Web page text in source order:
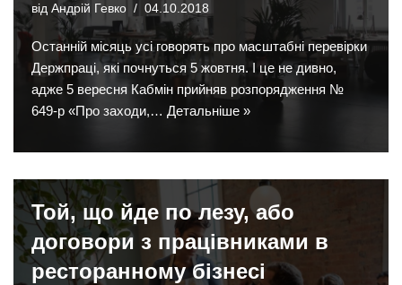
від Андрій Гевко 04.10.2018
Останній місяць усі говорять про масштабні перевірки
Держпраці, які почнуться 5 жовтня. І це не дивно,
адже 5 вересня Кабмін прийняв розпорядження №
649-р «Про заходи,… Детальніше »
Той, що йде по лезу, або
договори з працівниками в
ресторанному бізнесі